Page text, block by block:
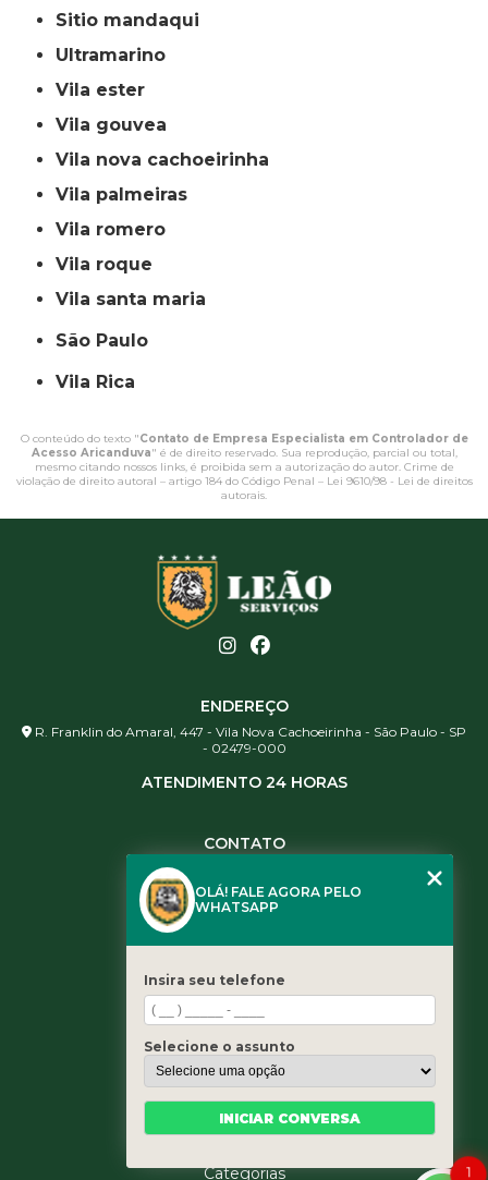
sitio mandaqui
ultramarino
vila ester
vila gouvea
vila nova cachoeirinha
vila palmeiras
vila romero
vila roque
vila santa maria
São Paulo
Vila Rica
O conteúdo do texto "Contato de Empresa Especialista em Controlador de
Acesso Aricanduva" é de direito reservado. Sua reprodução, parcial ou total,
mesmo citando nossos links, é proibida sem a autorização do autor. Crime de
violação de direito autoral – artigo 184 do Código Penal – Lei 9610/98 - Lei de direitos
autorais.
ENDEREÇO
R. Franklin do Amaral, 447 - Vila Nova Cachoeirinha - São Paulo - SP
- 02479-000
ATENDIMENTO 24 HORAS
CONTATO
(11) 3461-5871
contato@leaoservicos.com.br
Home
Quem somos
Serviços
Blog
Categorias
1
OLÁ! FALE AGORA PELO
WHATSAPP
Insira seu telefone
Selecione o assunto
INICIAR CONVERSA